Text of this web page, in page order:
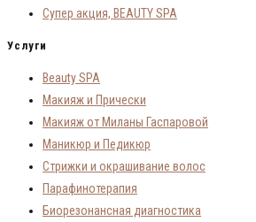
Супер акция, BEAUTY SPA
Услуги
Beauty SPA
Макияж и Прически
Макияж от Миланы Гаспаровой
Маникюр и Педикюр
Стрижки и окрашивание волос
Парафинотерапия
Биорезонансная диагностика